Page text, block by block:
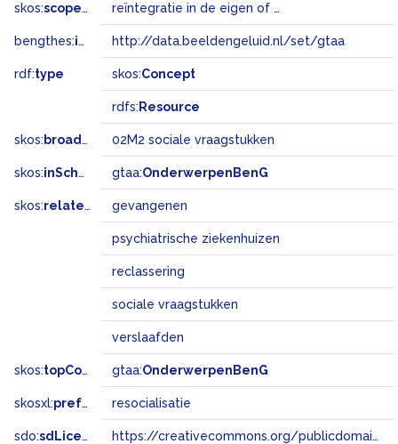
skos:scopeNote reïntegratie in de eigen of nieuwe sociale omgeving door o.a. verslaafden, psychiatrische patiënten en delinquenten
bengthes:inSet http://data.beeldengeluid.nl/set/gtaa
rdf:type skos:Concept
rdfs: Resource
skos: broadMatch 02M2 sociale vraagstukken
skos:inScheme gtaa:OnderwerpenBenG
skos:related gevangenen
psychiatrische ziekenhuizen
reclassering
sociale vraagstukken
verslaafden
skos:topConceptOf gtaa:OnderwerpenBenG
skosxl:prefLabel resocialisatie
sdo:sdLicense https://creativecommons.org/publicdomain/zero/1.0/